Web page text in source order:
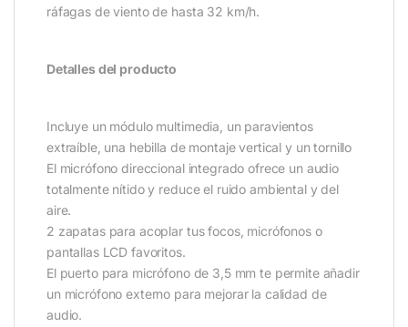
ráfagas de viento de hasta 32 km/h.
Detalles del producto
Incluye un módulo multimedia, un paravientos
extraíble, una hebilla de montaje vertical y un tornillo
El micrófono direccional integrado ofrece un audio
totalmente nítido y reduce el ruido ambiental y del
aire.
2 zapatas para acoplar tus focos, micrófonos o
pantallas LCD favoritos.
El puerto para micrófono de 3,5 mm te permite añadir
un micrófono externo para mejorar la calidad de
audio.